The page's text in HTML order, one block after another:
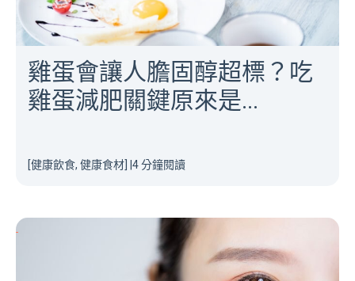
雞蛋會讓人膽固醇超標？吃
雞蛋減肥關鍵原來是...
[健康飲食, 健康食材] 4 分鐘閱讀